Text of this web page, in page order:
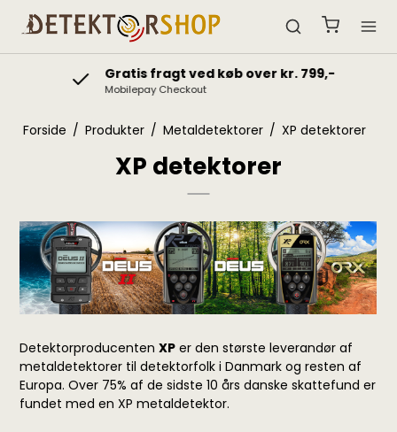
Gratis fragt ved køb over kr. 799,-
Mobilepay Checkout
Forside / Produkter / Metaldetektorer / XP detektorer
XP detektorer
DetektorproducentenXP er den største leverandør af
metaldetektorer til detektorfolk i Danmark og resten af
Europa. Over 75% af de sidste 10 års danske skattefund er
fundet med en XP metaldetektor.